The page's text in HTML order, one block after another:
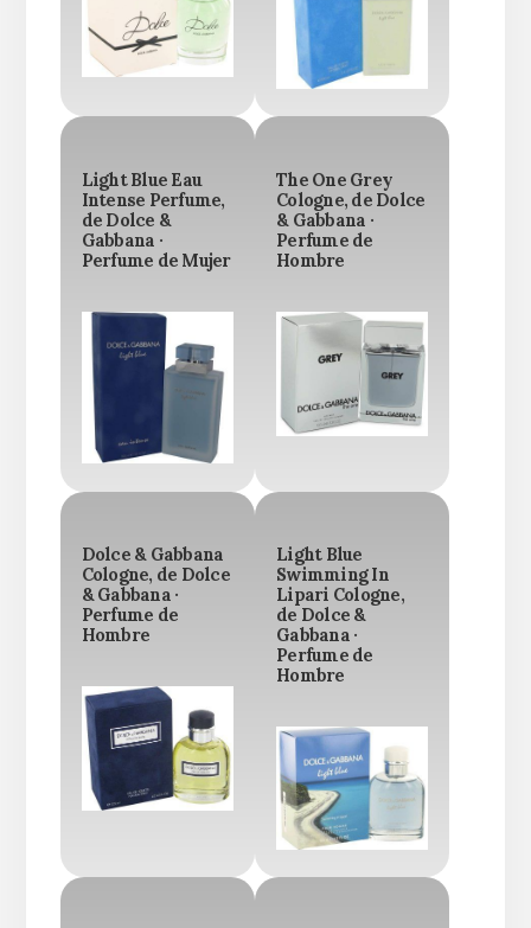
Light Blue Eau
Intense Perfume,
de Dolce &
Gabbana ·
Perfume de Mujer
The One Grey
Cologne, de Dolce
& Gabbana ·
Perfume de
Hombre
Dolce & Gabbana
Cologne, de Dolce
& Gabbana ·
Perfume de
Hombre
Light Blue
Swimming In
Lipari Cologne,
de Dolce &
Gabbana ·
Perfume de
Hombre